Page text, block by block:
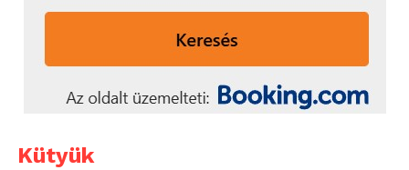
Kütyük